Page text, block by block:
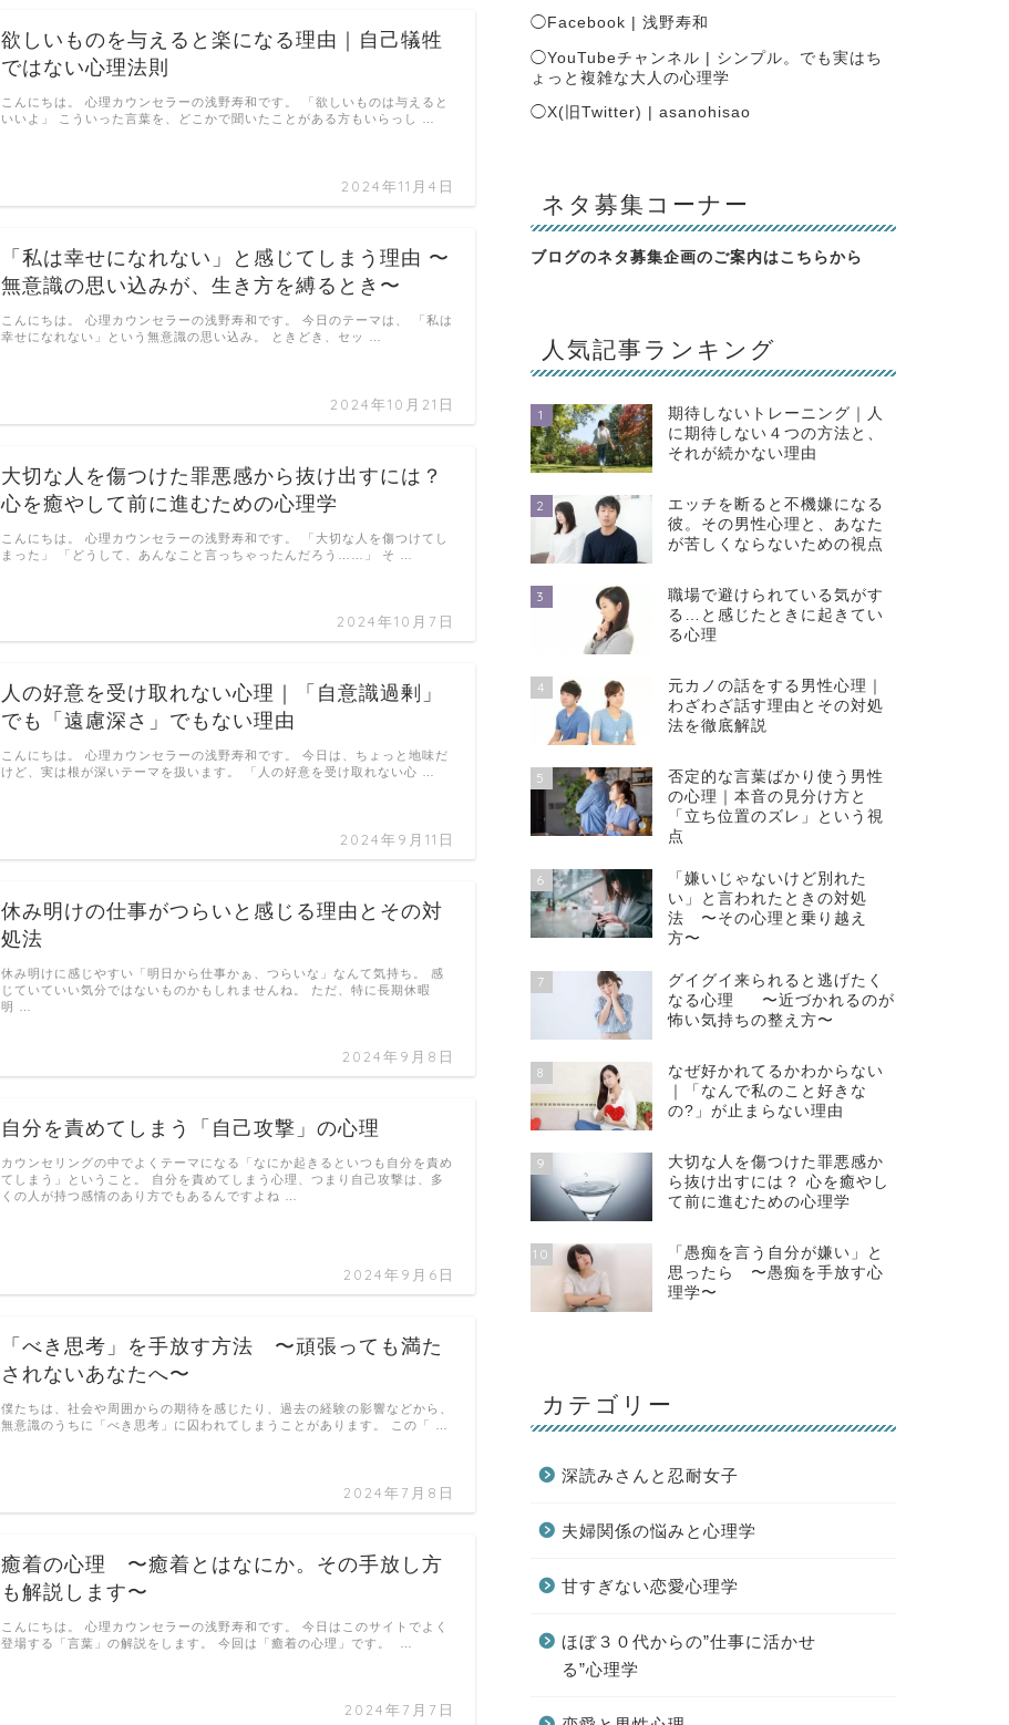
欲しいものを与えると楽になる理由｜自己犠牲
ではない心理法則
2024年11月4日
こんにちは。 心理カウンセラーの浅野寿和です。 「欲しいものは与えると
いいよ」 こういった言葉を、どこかで聞いたことがある方もいらっし …
「私は幸せになれない」と感じてしまう理由 〜
無意識の思い込みが、生き方を縛るとき〜
2024年10月21日
こんにちは。 心理カウンセラーの浅野寿和です。 今日のテーマは、 「私は
幸せになれない」という無意識の思い込み。 ときどき、セッ …
大切な人を傷つけた罪悪感から抜け出すには？
心を癒やして前に進むための心理学
2024年10月7日
こんにちは。 心理カウンセラーの浅野寿和です。 「大切な人を傷つけてし
まった」 「どうして、あんなこと言っちゃったんだろう……」 そ …
人の好意を受け取れない心理｜「自意識過剰」
でも「遠慮深さ」でもない理由
2024年9月11日
こんにちは。 心理カウンセラーの浅野寿和です。 今日は、ちょっと地味だ
けど、実は根が深いテーマを扱います。 「人の好意を受け取れない心 …
休み明けの仕事がつらいと感じる理由とその対
処法
2024年9月8日
休み明けに感じやすい「明日から仕事かぁ、つらいな」なんて気持ち。 感
じていていい気分ではないものかもしれませんね。 ただ、特に長期休暇
明 …
自分を責めてしまう「自己攻撃」の心理
2024年9月6日
カウンセリングの中でよくテーマになる「なにか起きるといつも自分を責め
てしまう」ということ。 自分を責めてしまう心理、つまり自己攻撃は、多
くの人が持つ感情のあり方でもあるんですよね …
「べき思考」を手放す方法 〜頑張っても満た
されないあなたへ〜
2024年7月8日
僕たちは、社会や周囲からの期待を感じたり、過去の経験の影響などから、
無意識のうちに「べき思考」に囚われてしまうことがあります。 この「 …
癒着の心理 〜癒着とはなにか。その手放し方
も解説します〜
2024年7月7日
こんにちは。 心理カウンセラーの浅野寿和です。 今日はこのサイトでよく
登場する「言葉」の解説をします。 今回は「癒着の心理」です。 …
◯ Facebook | 浅野寿和
◯YouTubeチャンネル | シンプル。でも実はち
ょっと複雑な大人の心理学
◯X(旧Twitter) | asanohisao
ネタ募集コーナー
ブログのネタ募集企画のご案内はこちらから
人気記事ランキング
1
期待しないトレーニング｜人
に期待しない４つの方法と、
それが続かない理由
2
エッチを断ると不機嫌になる
彼。その男性心理と、あなた
が苦しくならないための視点
3
職場で避けられている気がす
る…と感じたときに起きてい
る心理
4
元カノの話をする男性心理｜
わざわざ話す理由とその対処
法を徹底解説
5
否定的な言葉ばかり使う男性
の心理｜本音の見分け方と
「立ち位置のズレ」という視
点
6
「嫌いじゃないけど別れた
い」と言われたときの対処
法 〜その心理と乗り越え
方〜
7
グイグイ来られると逃げたく
なる心理 〜近づかれるのが
怖い気持ちの整え方〜
8
なぜ好かれてるかわからない
｜「なんで私のこと好きな
の?」が止まらない理由
9
大切な人を傷つけた罪悪感か
ら抜け出すには？ 心を癒やし
て前に進むための心理学
10
「愚痴を言う自分が嫌い」と
思ったら 〜愚痴を手放す心
理学〜
カテゴリー
深読みさんと忍耐女子
夫婦関係の悩みと心理学
甘すぎない恋愛心理学
ほぼ３０代からの”仕事に活かせ
る”心理学